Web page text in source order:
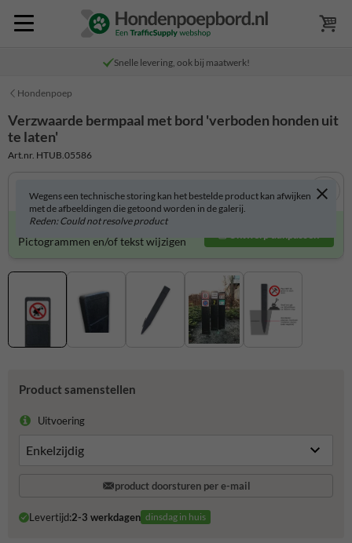
Snelle levering, ook bij maatwerk!
Hondenpoep
Verzwaarde bermpaal met bord 'verboden honden uit
te laten'
Art.nr. HTUB.05586
Wegens een technische storing kan het bestelde product kan afwijken
met de afbeeldingen die getoond worden in de galerij.
Reden: Could not resolve product
Product zelf aanpassen?
Pictogrammen en/of tekst wijzigen
Ontwerp aanpassen
Product samenstellen
Uitvoering
product doorsturen per e-mail
Levertijd:2-3 werkdagen dinsdag in huis